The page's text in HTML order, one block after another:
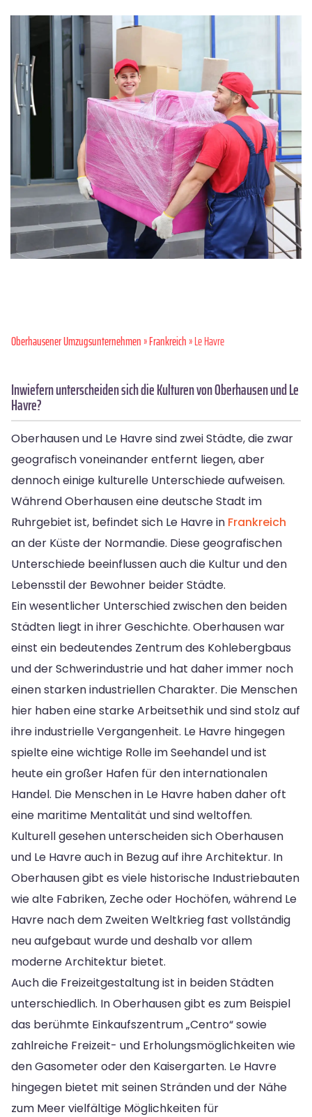
Oberhausener Umzugsunternehmen»Frankreich» Le Havre
Inwiefern unterscheiden sich die Kulturen von Oberhausen und Le
Havre?
Oberhausen und Le Havre sind zwei Städte, die zwar
geografisch voneinander entfernt liegen, aber
dennoch einige kulturelle Unterschiede aufweisen.
Während Oberhausen eine deutsche Stadt im
Ruhrgebiet ist, befindet sich Le Havre in Frankreich
an der Küste der Normandie. Diese geografischen
Unterschiede beeinflussen auch die Kultur und den
Lebensstil der Bewohner beider Städte.
Ein wesentlicher Unterschied zwischen den beiden
Städten liegt in ihrer Geschichte. Oberhausen war
einst ein bedeutendes Zentrum des Kohlebergbaus
und der Schwerindustrie und hat daher immer noch
einen starken industriellen Charakter. Die Menschen
hier haben eine starke Arbeitsethik und sind stolz auf
ihre industrielle Vergangenheit. Le Havre hingegen
spielte eine wichtige Rolle im Seehandel und ist
heute ein großer Hafen für den internationalen
Handel. Die Menschen in Le Havre haben daher oft
eine maritime Mentalität und sind weltoffen.
Kulturell gesehen unterscheiden sich Oberhausen
und Le Havre auch in Bezug auf ihre Architektur. In
Oberhausen gibt es viele historische Industriebauten
wie alte Fabriken, Zeche oder Hochöfen, während Le
Havre nach dem Zweiten Weltkrieg fast vollständig
neu aufgebaut wurde und deshalb vor allem
moderne Architektur bietet.
Auch die Freizeitgestaltung ist in beiden Städten
unterschiedlich. In Oberhausen gibt es zum Beispiel
das berühmte Einkaufszentrum „Centro“ sowie
zahlreiche Freizeit- und Erholungsmöglichkeiten wie
den Gasometer oder den Kaisergarten. Le Havre
hingegen bietet mit seinen Stränden und der Nähe
zum Meer vielfältige Möglichkeiten für